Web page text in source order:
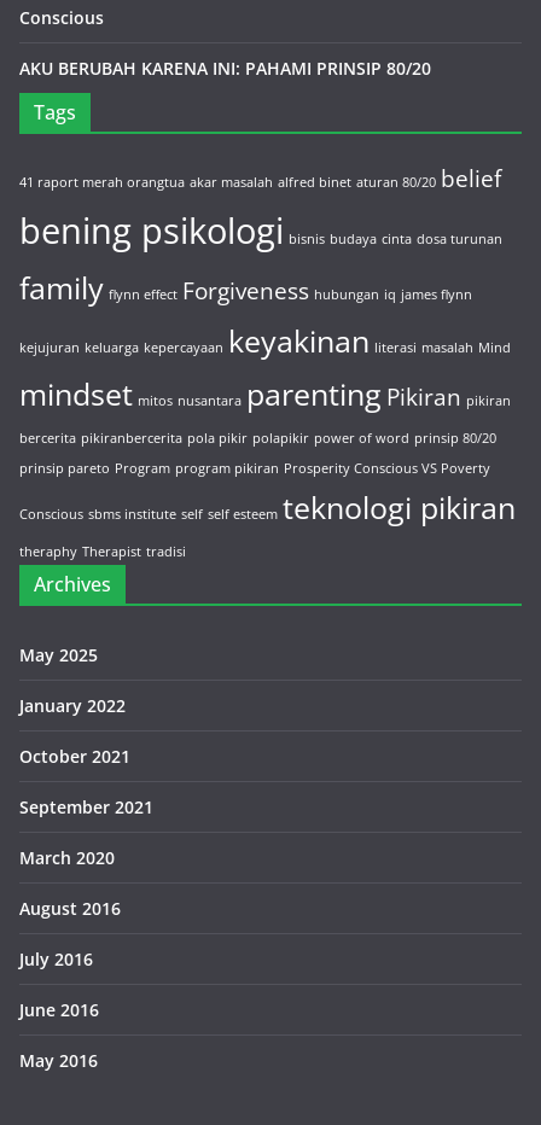
Conscious
AKU BERUBAH KARENA INI: PAHAMI PRINSIP 80/20
Tags
41 raport merah orangtua akar masalah alfred binet aturan 80/20 belief
bening psikologi bisnis budaya cinta dosa turunan
family flynn effect Forgiveness hubungan iq james flynn
kejujuran keluarga kepercayaan keyakinan literasi masalah Mind
mindset mitos nusantara parenting Pikiran pikiran
bercerita pikiranbercerita pola pikir polapikir power of word prinsip 80/20
prinsip pareto Program program pikiran Prosperity Conscious VS Poverty
Conscious sbms institute self self esteem teknologi pikiran
theraphy Therapist tradisi
Archives
May 2025
January 2022
October 2021
September 2021
March 2020
August 2016
July 2016
June 2016
May 2016